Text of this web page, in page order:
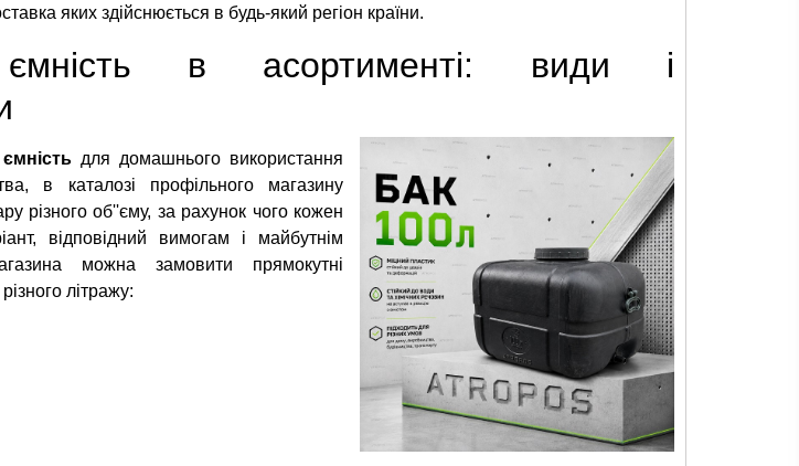
яких здійснюється в будь-який регіон країни.
ємність в асортименті: види і
для домашнього використання
в каталозі профільного магазину
різного об''єму, за рахунок чого кожен
відповідний вимогам і майбутнім
можна замовити прямокутні
літражу: